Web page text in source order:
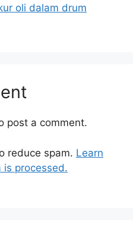
oli dalam drum
post a comment.
reduce spam. Learn
is processed.